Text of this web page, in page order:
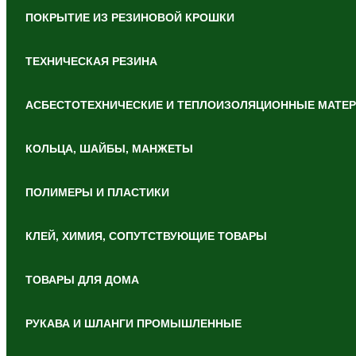
ПОКРЫТИЕ ИЗ РЕЗИНОВОЙ КРОШКИ
ТЕХНИЧЕСКАЯ РЕЗИНА
АСБЕСТОТЕХНИЧЕСКИЕ И ТЕПЛОИЗОЛЯЦИОННЫЕ
КОЛЬЦА, ШАЙБЫ, МАНЖЕТЫ
ПОЛИМЕРЫ И ПЛАСТИКИ
КЛЕЙ, ХИМИЯ, СОПУТСТВУЮЩИЕ ТОВАРЫ
ТОВАРЫ ДЛЯ ДОМА
РУКАВА И ШЛАНГИ ПРОМЫШЛЕННЫЕ